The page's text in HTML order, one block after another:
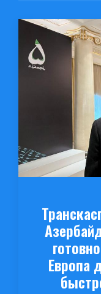
Европа